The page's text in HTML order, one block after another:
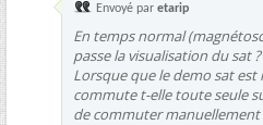
Envoyé par etarip
En temps normal
passe la visualisation du sat ?
Lorsque que le demo sat est
commute t-elle toute seule
de commuter manuellement